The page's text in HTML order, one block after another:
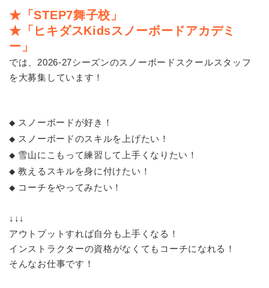
★「STEP7舞子校」
★「ヒキダスKidsスノーボードアカデミ
ー」
では、2026-27シーズンのスノーボードスクールスタッフ
を大募集しています！
◆ スノーボードが好き！
◆ スノーボードのスキルを上げたい！
◆ 雪山にこもって練習して上手くなりたい！
◆ 教えるスキルを身に付けたい！
◆ コーチをやってみたい！
↓↓↓
アウトプットすれば自分も上手くなる！
インストラクターの資格がなくてもコーチになれる！
そんなお仕事です！